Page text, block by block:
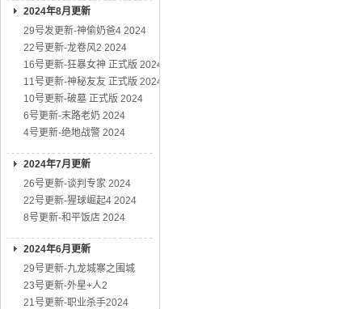
2024年8月更新
29号发更新-神偷奶爸4 2024
22号更新-龙卷风2 2024
16号更新-狂暴女神 正式版 2024
11号更新-神秘友友 正式版 2024
10号更新-破墓 正式版 2024
6号更新-末路老奶 2024
4号更新-绝地战警 2024
2024年7月更新
26号更新-谈判专家 2024
22号更新-猩球崛起4 2024
8号更新-和平饭店 2024
2024年6月更新
29号更新-九龙城寨之围城
23号更新-外星+人2
21号更新-职业杀手2024